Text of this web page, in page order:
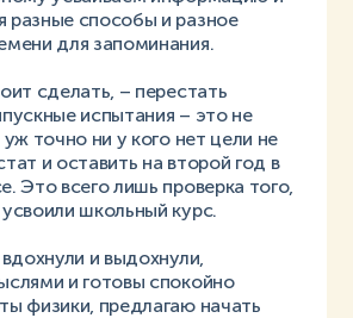
разные способы и разное
для запоминания.
сделать, – перестать
испытания – это не
точно ни у кого нет цели не
и оставить на второй год в
Это всего лишь проверка того,
школьный курс.
и выдохнули,
и готовы спокойно
физики, предлагаю начать